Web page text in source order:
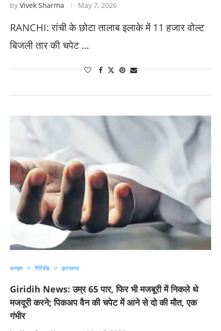
by Vivek Sharma May 7, 2026
RANCHI: रांची के छोटा तालाब इलाके में 11 हजार वोल्ट
बिजली तार की चपेट …
क्राइम गिरिडीह झारखण्ड
Giridih News: उम्र 65 पार, फिर भी मजबूरी में निकले थे
मजदूरी करने; पिकअप वैन की चपेट में आने से दो की मौत, एक
गंभीर